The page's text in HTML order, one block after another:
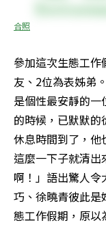
合照
參加這次生態工作
友、2位為表姊弟
是個性最安靜的
的時候，已默默
休息時間到了，他
這麼一下子就清
啊！」語出驚人令
巧、徐曉青彼此是
態工作假期，原以